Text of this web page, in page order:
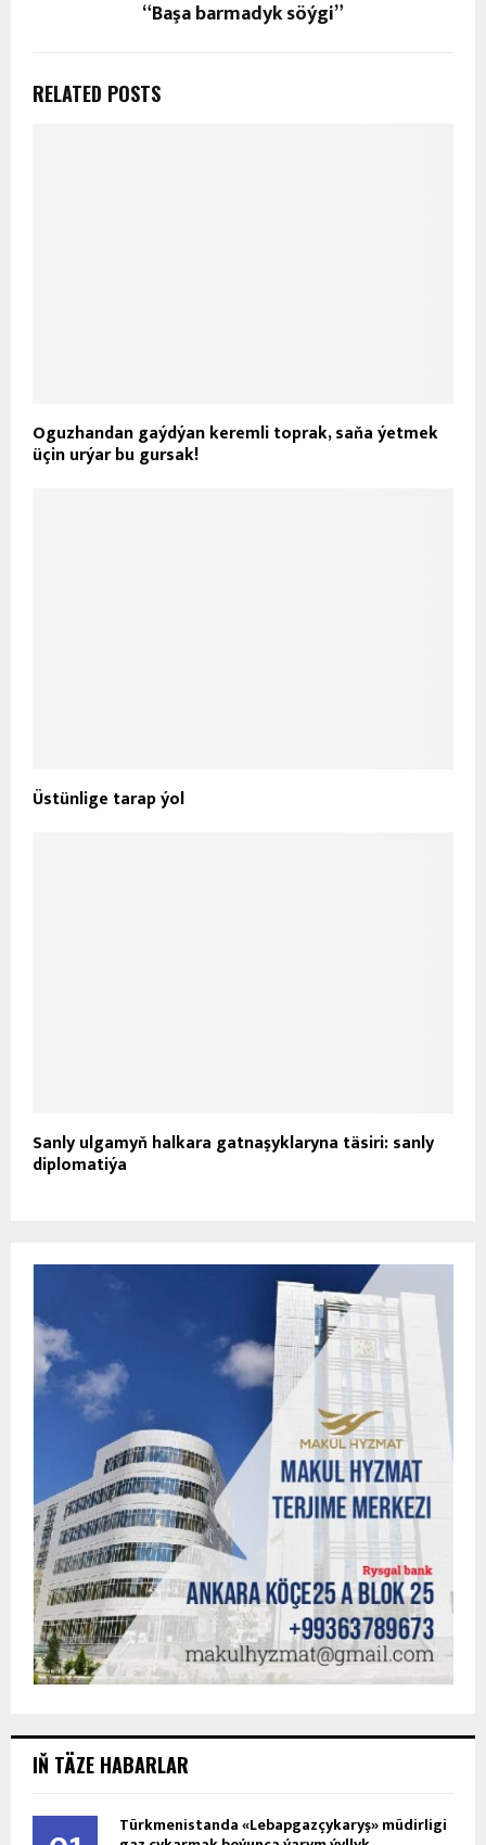
Türkmenistanda «Lebapgazçykaryş» müdirligi
gaz çykarmak boýunça ýarym ýyllyk
meýilnamany artygy bilen ýerine...
“Türkmennebit”-“Petronas” hyzmatdaşlygy:
täze gaz akymy alyndy
2026-08-10
03 Türkmenistanyň ilçisi ABŞ-nyň Döwlet
sekretarynyň orunbasary bilen geçirilen
duşuşyga gatnaşdy
2026-08-09
04 Türkmen hünärmenleri halkara emeli aň
filmleri festiwalyna gatnaşmaga çagyrylýar
2026-08-09
05 nobatdaky bäsleşik geçirildi